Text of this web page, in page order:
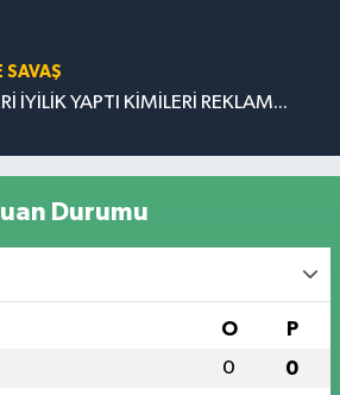
SAVAŞ
İYİLİK YAPTI KİMİLERİ REKLAM...
Durumu
O P
0 0